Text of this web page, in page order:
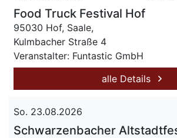
Food Truck Festival Hof
95030 Hof, Saale,
Kulmbacher Straße 4
Veranstalter: Funtastic GmbH
alle Details
So. 23.08.2026
Schwarzenbacher